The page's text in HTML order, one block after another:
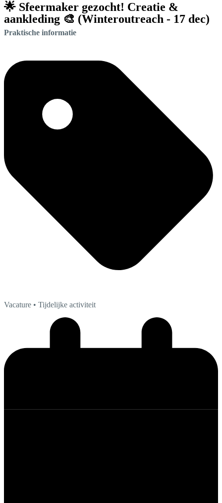
🌟 Sfeermaker gezocht! Creatie &
aankleding 🎨 (Winteroutreach - 17 dec)
Praktische informatie
Vacature • Tijdelijke activiteit